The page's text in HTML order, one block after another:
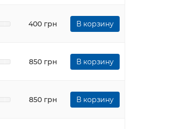
400 грн В корзину
850 грн В корзину
850 грн В корзину